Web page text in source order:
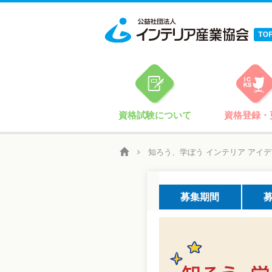
資格試験について 資格登録・
知ろう、学ぼう インテリア アイ
募集期間